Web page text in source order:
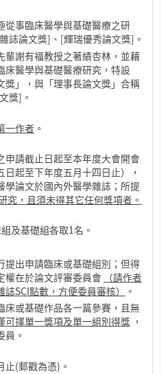
從事臨床醫學與基礎醫療之研
誌論文獎]、[輝瑞優秀論文獎]。
輩謝有福教授之著績杏林，並藉
床醫學與基礎醫療研究，特設
獎」，與「理事長論文獎」合稱
獎]。
一作者 。
申請截止日起至本年度大會開會
起至下年度五月十四日止），
學論文於國內外醫學雜誌；所提
究，且須未得其它任何獎項者。
及基礎組各取1名。
提出申請臨床或基礎組別；但得
權在於論文評審委員會 （請作者
誌SCI點數，方便委員審核）
。
床或基礎作品各一篇參賽，且無
可擇單一獎項及單一組別得獎 ，
員。
止(郵戳為憑)。